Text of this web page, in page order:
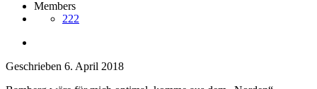
Members
222
Geschrieben 6. April 2018